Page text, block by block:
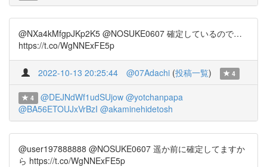
@NXa4kMfgpJKp2K5 @NOSUKE0607 確定しているので…
https://t.co/WgNNExFE5p
2022-10-13 20:25:44 @07Adachi (投稿一覧) 4
4 @DEJNdWf1udSUjow @yotchanpapa
@BA56ETOUJxVrBzI @akaminehidetosh
@user197888888 @NOSUKE0607 遥か前に確定してますか
ら https://t.co/WgNNExFE5p